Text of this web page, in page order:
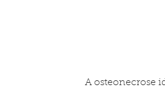
A osteonecrose